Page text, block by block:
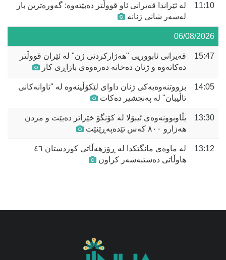
11:10
لە ئێراندا قەیرانی ئاو قووڵتر دەبێتەوە: گەورەترین بار
لەسەر شانی ژنانە
06/08/2026
15:47
قەیرانی ئابووریی "هەژارکردنی ژن" لە ئێران قووڵتر
دەکاتەوە و ژنان دەخاتە دەرەوەی بازاڕی کار
14:05
بزووتنەوەیەکی ژنان داوای لێکۆڵینەوە لە "تاوانەکانی
تاڵیبان" لە پەنجشیر دەکات
13:30
بڵاوبوونەوەی ئیبۆلا لە کۆنگۆ خێراتر دەبێت و مردن
هەزارو ٨٠٠ کەس تێدەپەڕێنێت
13:12
لە ماوەی مانگێکدا لە ڕۆژهەڵاتی کوردستان ٤٦
هاوڵاتی دەستبەسەر کراون